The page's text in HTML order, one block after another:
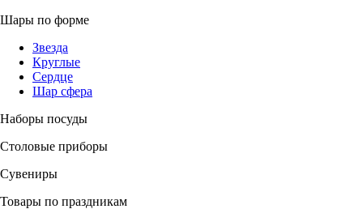
Шары по форме
Звезда
Круглые
Сердце
Шар сфера
Наборы посуды
Столовые приборы
Сувениры
Товары по праздникам